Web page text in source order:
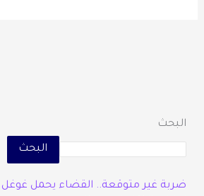
البحث
البحث
ضربة غير متوقعة.. القضاء يحمل